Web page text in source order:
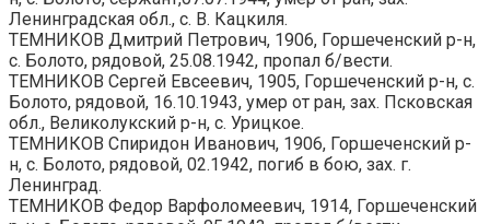
Ленинградская обл., с. В. Кацкиля.
ТЕМНИКОВ Дмитрий Петрович, 1906, Горшеченский р-н,
с. Болото, рядовой, 25.08.1942, пропал б/вести.
ТЕМНИКОВ Сергей Евсеевич, 1905, Горшеченский р-н, с.
Болото, рядовой, 16.10.1943, умер от ран, зах. Псковская
обл., Великолукский р-н, с. Урицкое.
ТЕМНИКОВ Спиридон Иванович, 1906, Горшеченский р-
н, с. Болото, рядовой, 02.1942, погиб в бою, зах. г.
Ленинград.
ТЕМНИКОВ Федор Варфоломеевич, 1914, Горшеченский